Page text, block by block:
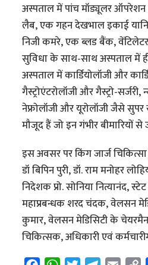
अस्पताल में पांच मॉड्यूलर
लैब, एक गहन देखभाल इकाई
निजी कमरे, एक ब्लड बैंक,
सुविधा के साथ-साथ अस्पताल में
अस्पताल में कार्डियोलॉजी और
गैस्ट्रोएंटरोलॉजी और गैस्ट्रो-सर्जरी,
नेफ्रोलॉजी और यूरोलॉजी जैसे सुपर
मौजूद हैं जो इन गंभीर बीमारियों
इस अवसर पर किंग जार्ज
डॉ बिपिन पुरी, डॉ. राम मनोहर
निदेशक प्रो. सोनिया नित्यानंद,
महाप्रबन्धक शरद चंदक, वेलसन
कुमार, वेलसन मेडिसिटी के चेयरमैन
चिकित्सक, अधिकारी एवं